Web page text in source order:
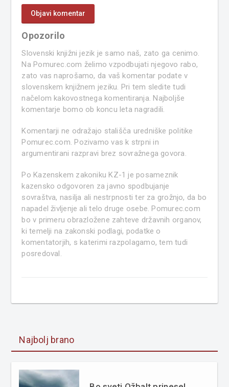
Opozorilo
Slovenski knjižni jezik je samo naš, zato ga cenimo.
Na Pomurec.com želimo vzpodbujati njegovo rabo,
zato vas naprošamo, da vaš komentar podate v
slovenskem knjižnem jeziku. Pri tem sledite tudi
načelom kakovostnega komentiranja. Najboljše
komentarje bomo ob koncu leta nagradili.
Komentarji ne odražajo stališča uredniške politike
Pomurec.com. Pozivamo vas k strpni in
argumentirani razpravi brez sovražnega govora.
Po Kazenskem zakoniku KZ-1 je posameznik
kazensko odgovoren za javno spodbujanje
sovraštva, nasilja ali nestrpnosti ter za grožnjo, da bo
napadel življenje ali telo druge osebe. Pomurec.com
bo v primeru obrazložene zahteve državnih organov,
ki temelji na zakonski podlagi, podatke o
komentatorjih, s katerimi razpolagamo, tem tudi
posredoval.
Najbolj brano